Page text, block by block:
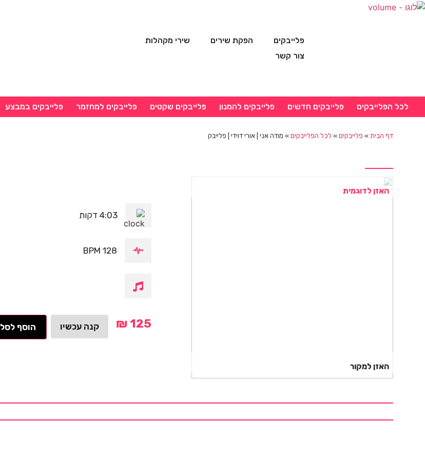
פלייבקים הפקת שירים
שירי מקהלות
צור קשר
לכל הפלייבקים פלייבקים חדשים פלייבקים להמנון פלייבקים שקטים פלייבקים למחזמר פלייבקים במבצע
דף הבית » פלייבקים» לכל הפלייבקים» מודה אני | אורי דוידי | פלייבק
האזן לדוגמית
האזן למקור
4:03 דקות
128 BPM
₪ 125 קנה עכשיו הוסף לסל